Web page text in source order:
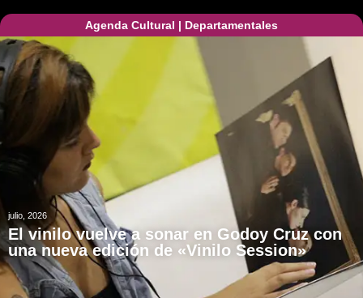
Agenda Cultural | Departamentales
julio, 2026
El vinilo vuelve a sonar en Godoy Cruz con
una nueva edición de «Vinilo Session»